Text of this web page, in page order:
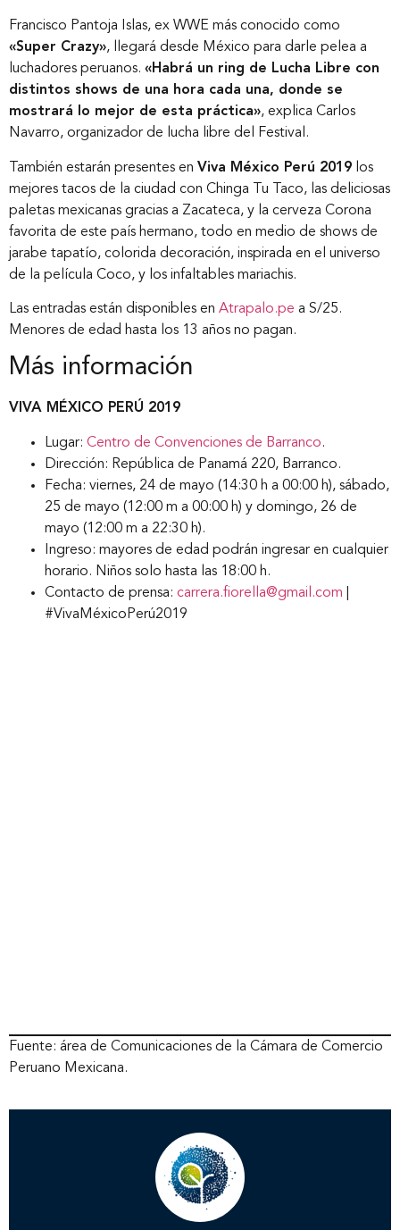
Nosotros
Nuestros servicios
Francisco Pantoja Islas, ex WWE más conocido como
«Super Crazy», llegará desde México para darle pelea a
luchadores peruanos. «Habrá un ring de Lucha Libre con
distintos shows de una hora cada una, donde se
mostrará lo mejor de esta práctica», explica Carlos
Navarro, organizador de lucha libre del Festival.
También estarán presentes en Viva México Perú 2019 los
mejores tacos de la ciudad con Chinga Tu Taco, las deliciosas
paletas mexicanas gracias a Zacateca, y la cerveza Corona
favorita de este país hermano, todo en medio de shows de
jarabe tapatío, colorida decoración, inspirada en el universo
de la película Coco, y los infaltables mariachis.
Las entradas están disponibles en Atrapalo.pe a S/25.
Menores de edad hasta los 13 años no pagan.
Más información
VIVA MÉXICO PERÚ 2019
Lugar: Centro de Convenciones de Barranco.
Dirección: República de Panamá 220, Barranco.
Fecha: viernes, 24 de mayo (14:30 h a 00:00 h), sábado,
25 de mayo (12:00 m a 00:00 h) y domingo, 26 de
mayo (12:00 m a 22:30 h).
Ingreso: mayores de edad podrán ingresar en cualquier
horario. Niños solo hasta las 18:00 h.
Contacto de prensa: carrera.fiorella@gmail.com
#VivaMéxicoPerú2019
Fuente: área de Comunicaciones de la Cámara de Comercio
Peruano Mexicana.